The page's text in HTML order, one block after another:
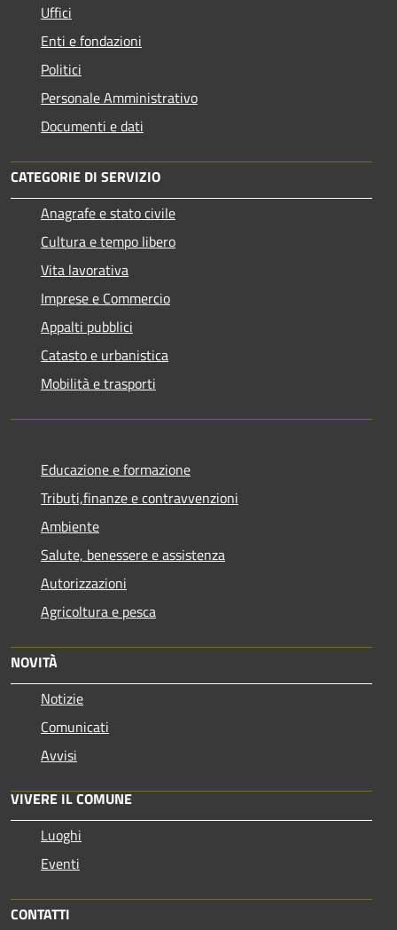
Uffici
Enti e fondazioni
Politici
Personale Amministrativo
Documenti e dati
CATEGORIE DI SERVIZIO
Anagrafe e stato civile
Cultura e tempo libero
Vita lavorativa
Imprese e Commercio
Appalti pubblici
Catasto e urbanistica
Mobilità e trasporti
Educazione e formazione
Tributi,finanze e contravvenzioni
Ambiente
Salute, benessere e assistenza
Autorizzazioni
Agricoltura e pesca
NOVITÀ
Notizie
Comunicati
Avvisi
VIVERE IL COMUNE
Luoghi
Eventi
CONTATTI